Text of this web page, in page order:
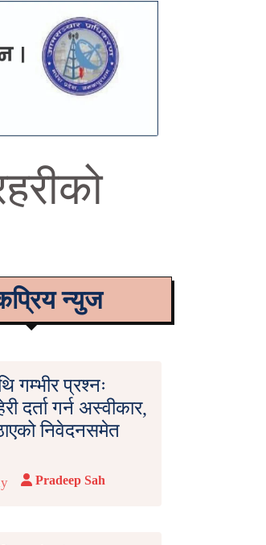
न्युज
गम्भीर प्रश्नः
दर्ता गर्न अस्वीकार,
निवेदनसमेत
Pradeep Sah